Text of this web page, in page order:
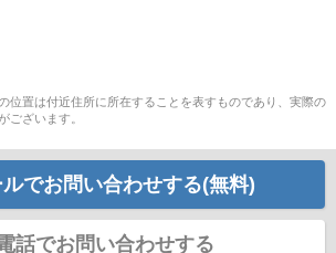
位置は付近住所に所在することを表すものであり、実際の
ございます。
でお問い合わせする(無料)
話でお問い合わせする